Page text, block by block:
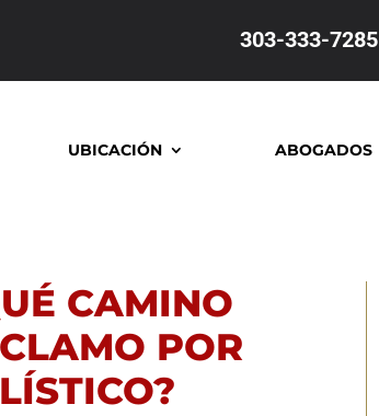
303-333-7285
UBICACIÓN ABOGADOS
CAMINO
POR